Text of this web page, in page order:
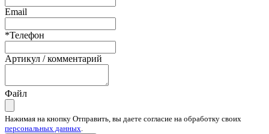
Email
*Телефон
Артикул / комментарий
Файл
Нажимая на кнопку Отправить, вы даете согласие на обработку своих
персональных данных.